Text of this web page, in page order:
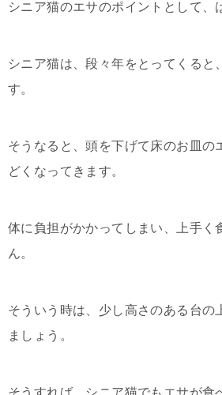
シニア猫のエサのポイントとして、
シニア猫は、段々年をとってくると
す。
そうなると、頭を下げて床のお皿の
どくなってきます。
体に負担がかかってしまい、上手く
ん。
そういう時は、少し高さのある台の
ましょう。
そうすれば、シニア猫でもエサが食